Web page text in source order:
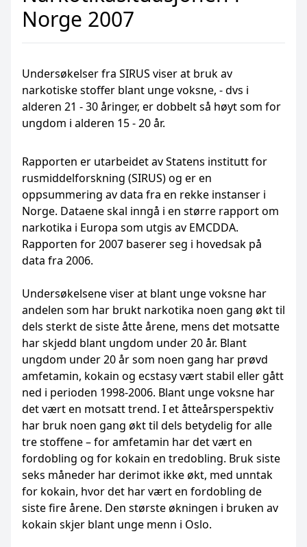
Norge 2007
Undersøkelser fra SIRUS viser at bruk av
narkotiske stoffer blant unge voksne, - dvs i
alderen 21 - 30 åringer, er dobbelt så høyt som for
ungdom i alderen 15 - 20 år.
Rapporten er utarbeidet av Statens institutt for
rusmiddelforskning (SIRUS) og er en
oppsummering av data fra en rekke instanser i
Norge. Dataene skal inngå i en større rapport om
narkotika i Europa som utgis av EMCDDA.
Rapporten for 2007 baserer seg i hovedsak på
data fra 2006.
Undersøkelsene viser at blant unge voksne har
andelen som har brukt narkotika noen gang økt til
dels sterkt de siste åtte årene, mens det motsatte
har skjedd blant ungdom under 20 år. Blant
ungdom under 20 år som noen gang har prøvd
amfetamin, kokain og ecstasy vært stabil eller gått
ned i perioden 1998-2006. Blant unge voksne har
det vært en motsatt trend. I et åtteårsperspektiv
har bruk noen gang økt til dels betydelig for alle
tre stoffene – for amfetamin har det vært en
fordobling og for kokain en tredobling. Bruk siste
seks måneder har derimot ikke økt, med unntak
for kokain, hvor det har vært en fordobling de
siste fire årene. Den største økningen i bruken av
kokain skjer blant unge menn i Oslo.